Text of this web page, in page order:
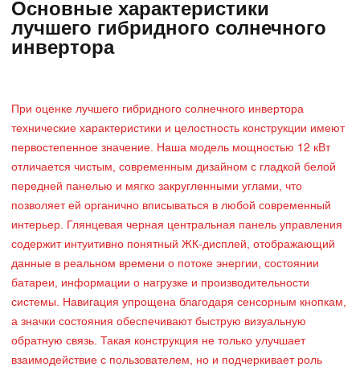
Основные характеристики
лучшего гибридного солнечного
инвертора
При оценке лучшего гибридного солнечного инвертора
технические характеристики и целостность конструкции имеют
первостепенное значение. Наша модель мощностью 12 кВт
отличается чистым, современным дизайном с гладкой белой
передней панелью и мягко закругленными углами, что
позволяет ей органично вписываться в любой современный
интерьер. Глянцевая черная центральная панель управления
содержит интуитивно понятный ЖК-дисплей, отображающий
данные в реальном времени о потоке энергии, состоянии
батареи, информации о нагрузке и производительности
системы. Навигация упрощена благодаря сенсорным кнопкам,
а значки состояния обеспечивают быструю визуальную
обратную связь. Такая конструкция не только улучшает
взаимодействие с пользователем, но и подчеркивает роль